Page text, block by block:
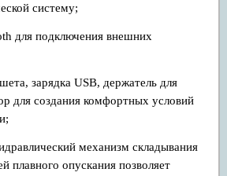
систему;
для подключения внешних
зарядка USB, держатель для
для создания комфортных условий
механизм складывания
плавного опускания позволяет